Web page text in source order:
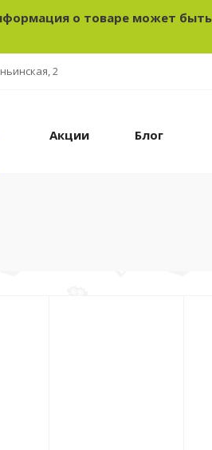
о товаре может
2
Акции Блог